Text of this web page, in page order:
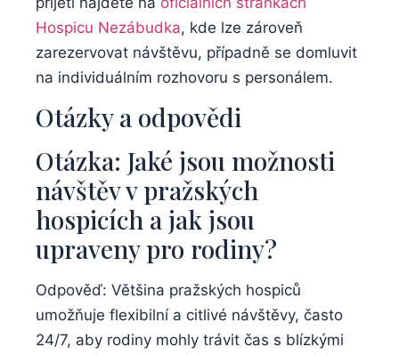
Hospicu Nezábudka, kde lze zároveň
zarezervovat návštěvu, případně se domluvit
na individuálním rozhovoru s personálem.
Otázky a odpovědi
Otázka: Jaké jsou možnosti
návštěv v pražských
hospicích a jak jsou
upraveny pro rodiny?
Odpověď: Většina pražských hospiců
umožňuje flexibilní a citlivé návštěvy, často
24/7, aby rodiny mohly trávit čas s blízkými